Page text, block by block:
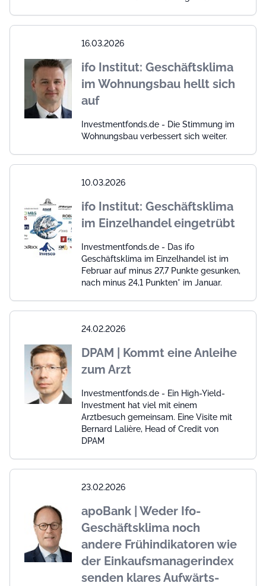
16.03.2026
ifo Institut: Geschäftsklima
im Wohnungsbau hellt sich
auf
Investmentfonds.de - Die Stimmung im
Wohnungsbau verbessert sich weiter.
10.03.2026
ifo Institut: Geschäftsklima
im Einzelhandel eingetrübt
Investmentfonds.de - Das ifo
Geschäftsklima im Einzelhandel ist im
Februar auf minus 27,7 Punkte gesunken,
nach minus 24,1 Punkten* im Januar.
24.02.2026
DPAM | Kommt eine Anleihe
zum Arzt
Investmentfonds.de - Ein High-Yield-
Investment hat viel mit einem
Arztbesuch gemeinsam. Eine Visite mit
Bernard Lalière, Head of Credit von
DPAM
23.02.2026
apoBank | Weder Ifo-
Geschäftsklima noch
andere Frühindikatoren wie
der Einkaufsmanagerindex
senden klares Aufwärts-